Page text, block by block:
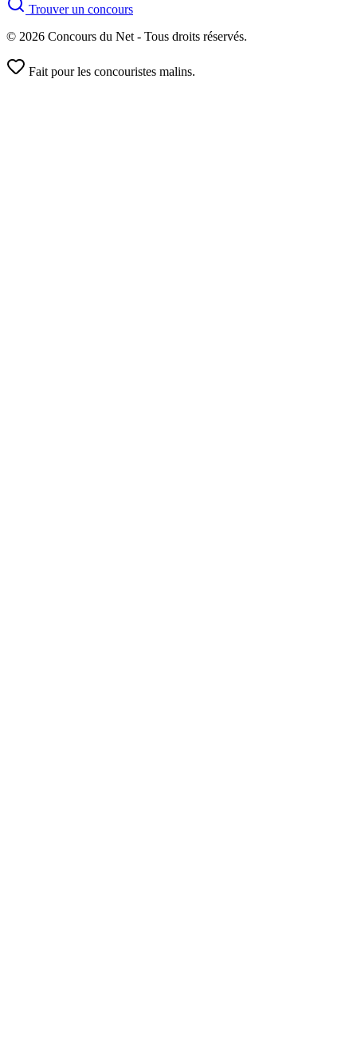
Trouver un concours
© 2026 Concours du Net - Tous droits réservés.
Fait pour les concouristes malins.